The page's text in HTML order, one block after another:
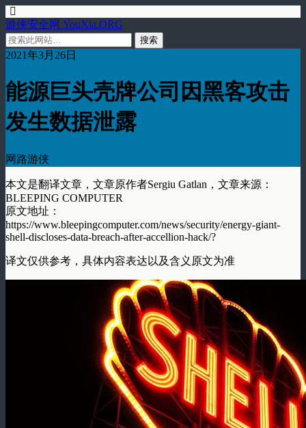
游侠安全网 YouXia.ORG
2021年3月26日
能源巨头壳牌公司因黑客攻击
发生数据泄露
网路游侠
本文是翻译文章，文章原作者Sergiu Gatlan，文章来源：
BLEEPING COMPUTER
原文地址：
https://www.bleepingcomputer.com/news/security/energy-giant-
shell-discloses-data-breach-after-accellion-hack/?
译文仅供参考，具体内容表达以及含义原文为准